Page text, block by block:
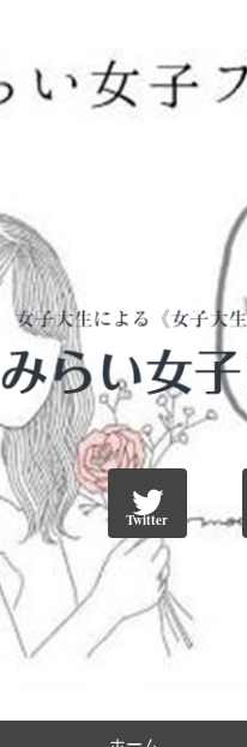
Twitter